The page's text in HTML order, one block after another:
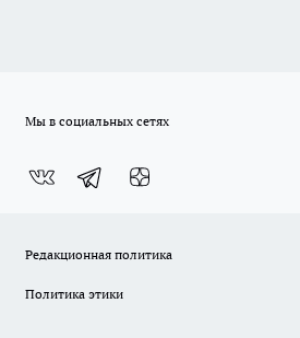
Мы в социальных сетях
Редакционная политика
Политика этики